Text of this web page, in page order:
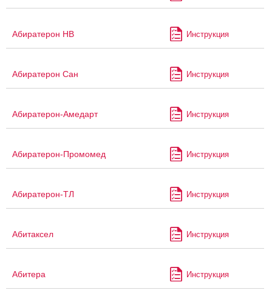
Абиратерон НВ Инструкция
Абиратерон Сан Инструкция
Абиратерон-Амедарт Инструкция
Абиратерон-Промомед Инструкция
Абиратерон-ТЛ Инструкция
Абитаксел Инструкция
Абитера Инструкция